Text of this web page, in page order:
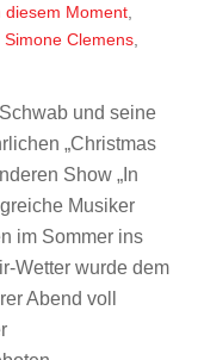
diesem Moment
Simone Clemens
und seine
„Christmas
Show „In
Musiker
im Sommer ins
Wetter wurde dem
Abend voll